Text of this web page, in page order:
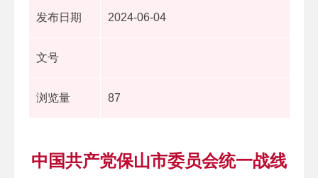
发布日期 2024-06-04
文号
浏览量 87
中国共产党保山市委员会统一战线